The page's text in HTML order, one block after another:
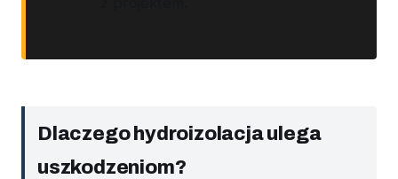
Dlaczego hydroizolacja ulega
uszkodzeniom?